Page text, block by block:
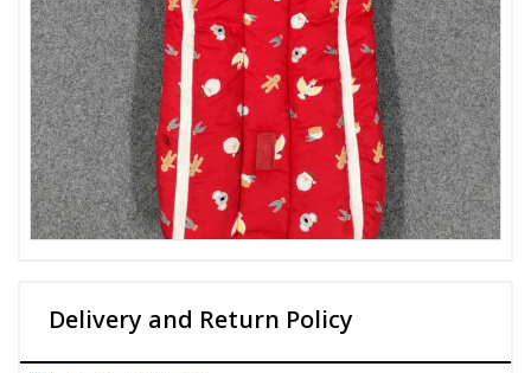
Delivery and Return Policy